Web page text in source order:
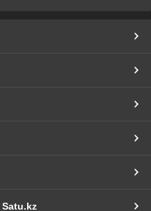
Satu.kz